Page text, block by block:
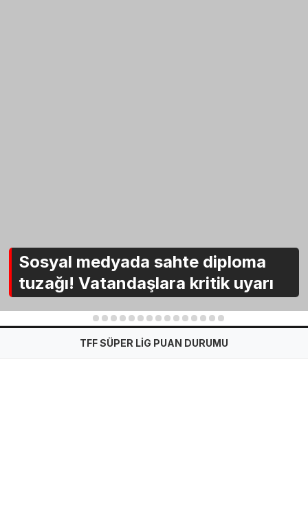
Sosyal medyada sahte diploma
tuzağı! Vatandaşlara kritik uyarı
2 3 4 5 6 7 8 9 10 11 12 13 14 15
TFF SÜPER LİG PUAN DURUMU